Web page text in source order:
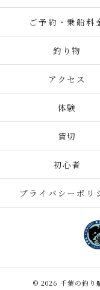
ご予約・乗船料
釣り物
アクセス
体験
貸切
初心者
プライバシーポリ
© 2026 千葉の釣り